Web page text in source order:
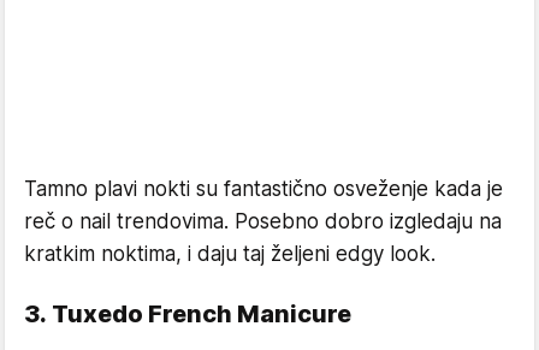
Tamno plavi nokti su fantastično osveženje kada je
reč o nail trendovima. Posebno dobro izgledaju na
kratkim noktima, i daju taj željeni edgy look.
3. Tuxedo French Manicure